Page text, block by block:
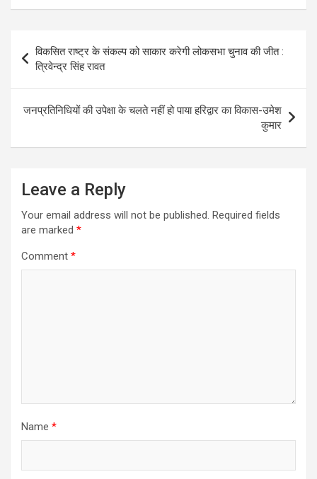
navigation
विकसित राष्ट्र के संकल्प को साकार करेगी लोकसभा चुनाव की जीत :
त्रिवेन्द्र सिंह रावत
जनप्रतिनिधियों की उपेक्षा के चलते नहीं हो पाया हरिद्वार का विकास-उमेश
कुमार
Leave a Reply
Your email address will not be published. Required fields
are marked *
Comment *
Name *